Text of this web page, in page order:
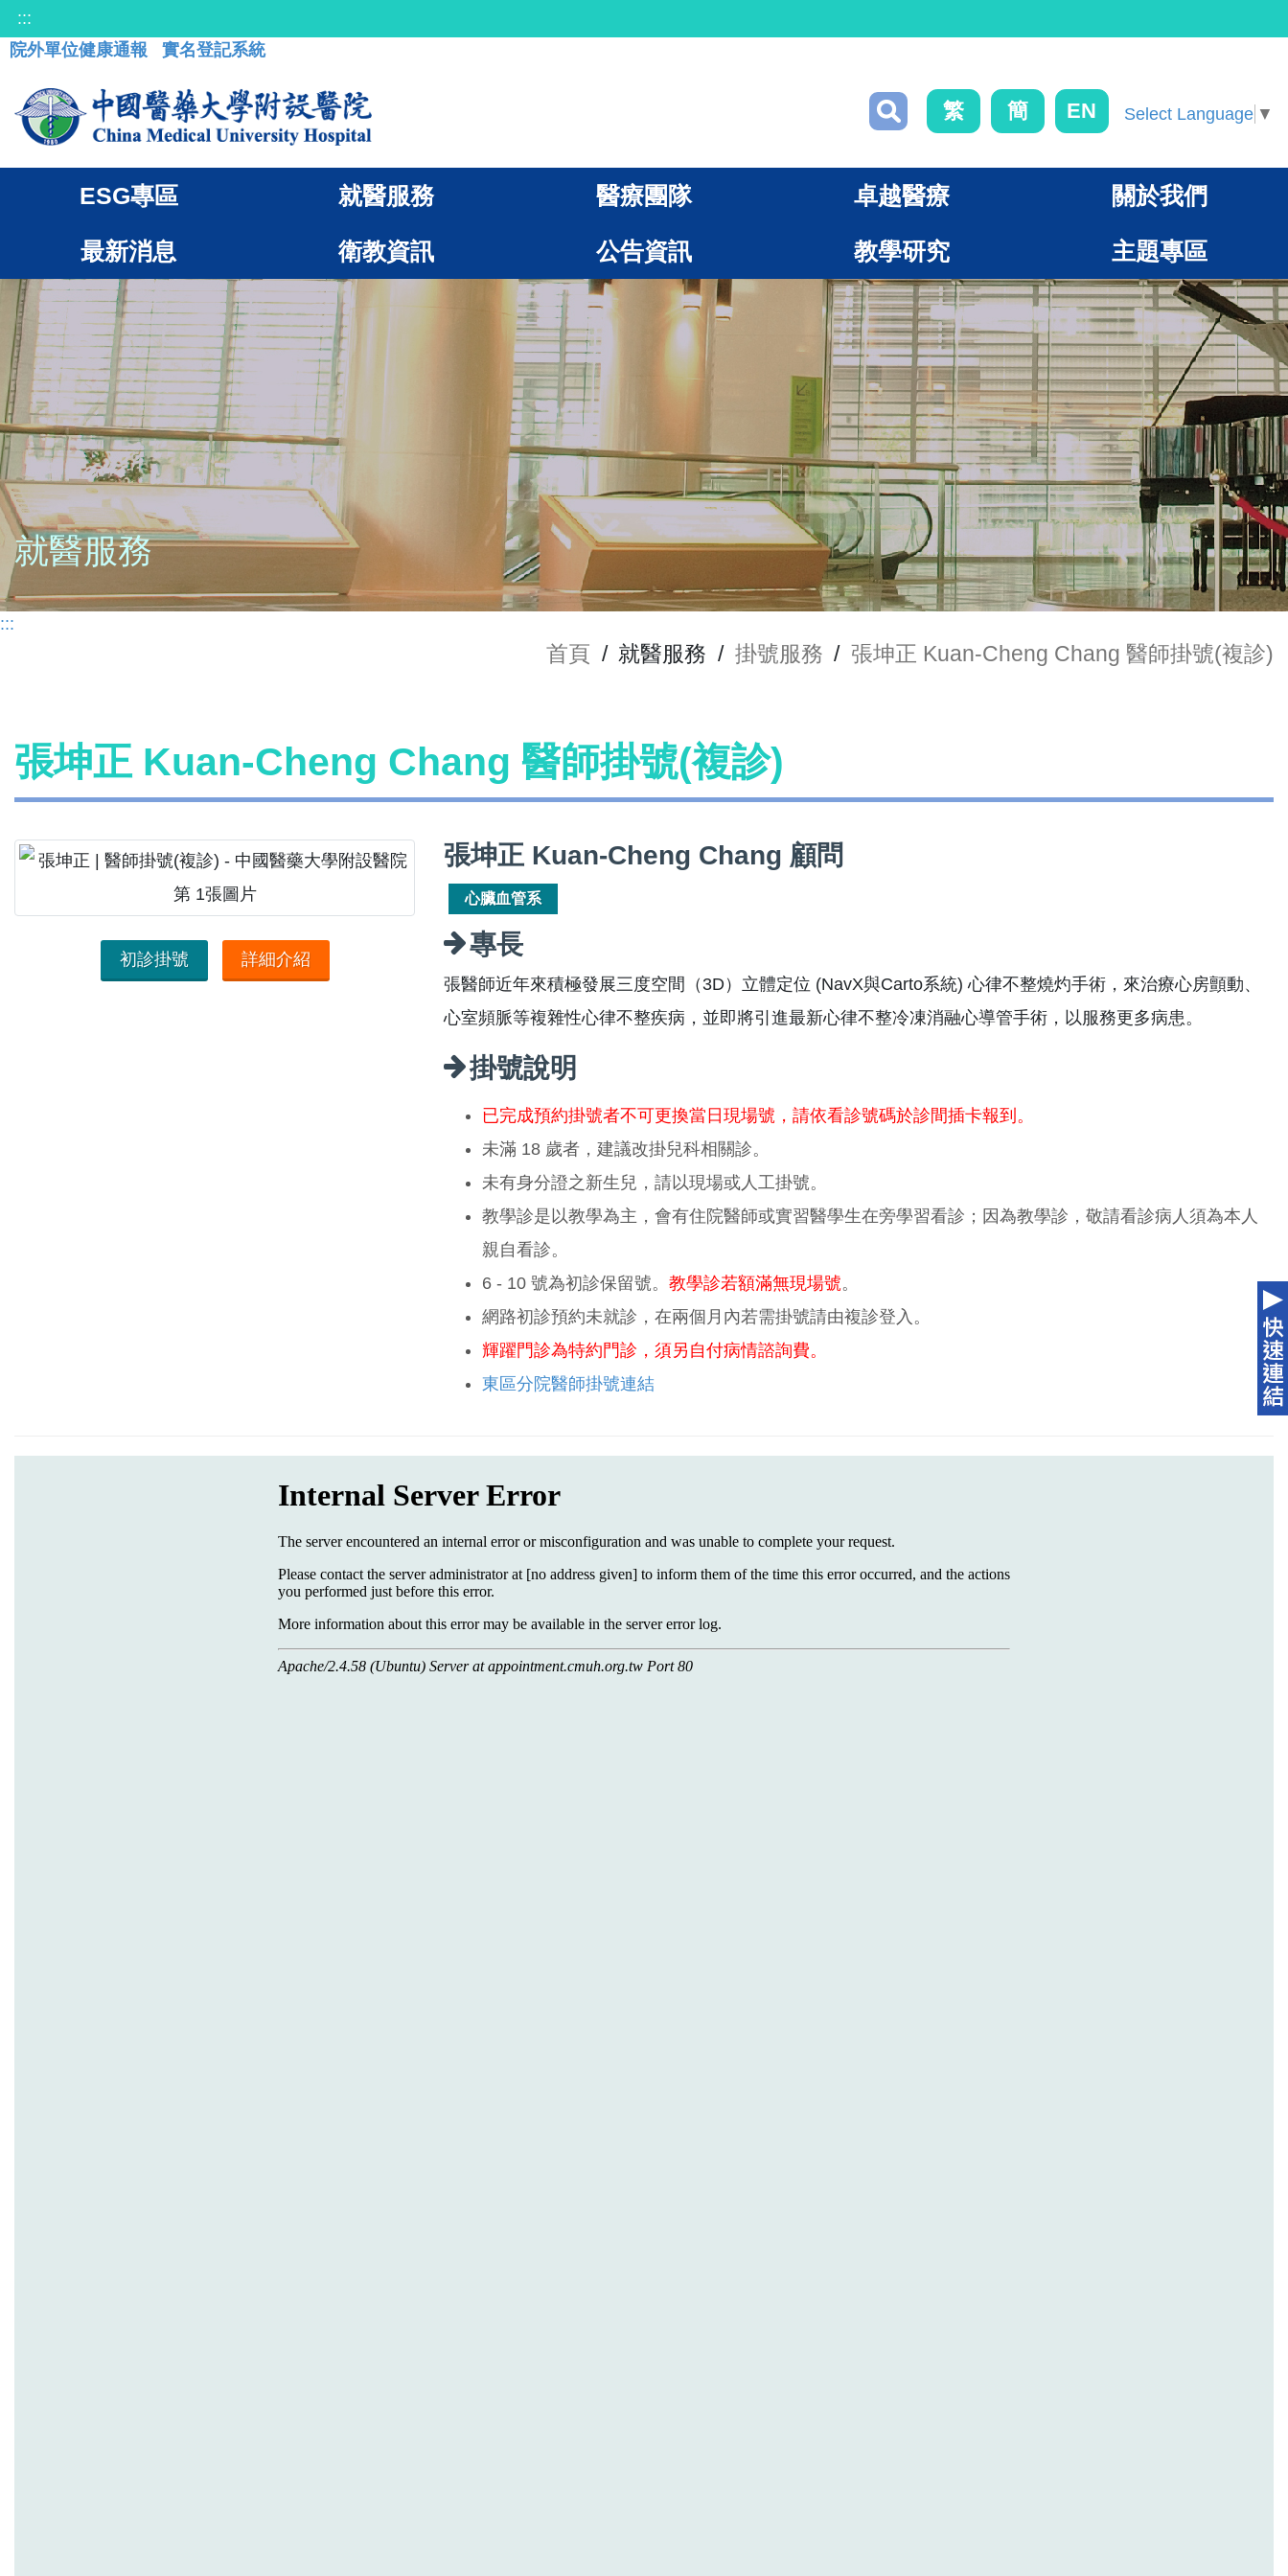
:::
院外單位健康通報
實名登記系統
繁 簡 EN Select Language ▼
ESG專區 就醫服務 醫療團隊 卓越醫療 關於我們
最新消息 衛教資訊 公告資訊 教學研究 主題專區
就醫服務
:::
首頁 / 就醫服務 / 掛號服務 / 張坤正 Kuan-Cheng Chang 醫師掛號(複診)
張坤正 Kuan-Cheng Chang 醫師掛號(複診)
初診掛號 詳細介紹
張坤正 Kuan-Cheng Chang 顧問
心臟血管系
專長
張醫師近年來積極發展三度空間（3D）立體定位 (NavX與Carto系統) 心律不整燒灼手術，來治療心房顫動、
心室頻脈等複雜性心律不整疾病，並即將引進最新心律不整冷凍消融心導管手術，以服務更多病患。
掛號說明
已完成預約掛號者不可更換當日現場號，請依看診號碼於診間插卡報到。
未滿 18 歲者，建議改掛兒科相關診。
未有身分證之新生兒，請以現場或人工掛號。
教學診是以教學為主，會有住院醫師或實習醫學生在旁學習看診；因為教學診，敬請看診病人須為本人
親自看診。
6 - 10 號為初診保留號。 教學診若額滿無現場號。
網路初診預約未就診，在兩個月內若需掛號請由複診登入。
輝躍門診為特約門診，須另自付病情諮詢費。
東區分院醫師掛號連結